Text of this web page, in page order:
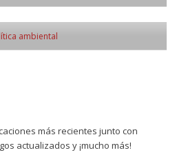
ambiental
más recientes junto con
actualizados y ¡mucho más!